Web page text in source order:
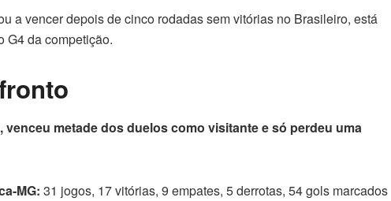
a vencer depois de cinco rodadas sem vitórias no Brasileiro, está
G4 da competição.
metade dos duelos como visitante e só perdeu uma
MG: 31 jogos, 17 vitórias, 9 empates, 5 derrotas, 54 gols marcados